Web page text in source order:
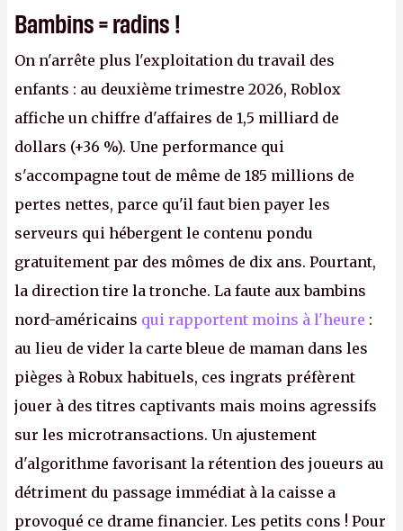
Bambins = radins !
On n'arrête plus l'exploitation du travail des
enfants : au deuxième trimestre 2026, Roblox
affiche un chiffre d'affaires de 1,5 milliard de
dollars (+36 %). Une performance qui
s'accompagne tout de même de 185 millions de
pertes nettes, parce qu'il faut bien payer les
serveurs qui hébergent le contenu pondu
gratuitement par des mômes de dix ans. Pourtant,
la direction tire la tronche. La faute aux bambins
nord-américains qui rapportent moins à l'heure :
au lieu de vider la carte bleue de maman dans les
pièges à Robux habituels, ces ingrats préfèrent
jouer à des titres captivants mais moins agressifs
sur les microtransactions. Un ajustement
d'algorithme favorisant la rétention des joueurs au
détriment du passage immédiat à la caisse a
provoqué ce drame financier. Les petits cons ! Pour